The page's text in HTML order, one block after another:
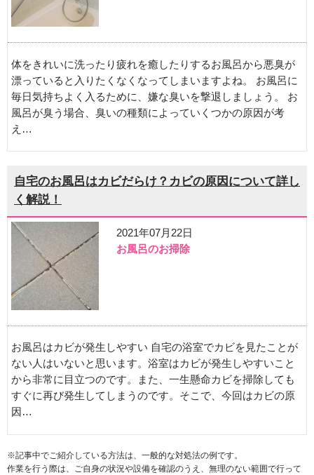
体をきれいに洗ったり疲れを癒したりするお風呂から悪臭が
漂っていると入りたくなくなってしまいますよね。 お風呂に
毎日気持ちよく入るために、嫌な臭いを撃退しましょう。 お
風呂が臭う場合、臭いの種類によっていくつかの原因が考
え…
自宅のお風呂はカビだらけ？カビの原因について詳し
く解説！
2021年07月22日
お風呂のお掃除
お風呂はカビが発生しやすい 自宅の浴室でカビを見たことが
ない人はいないと思います。浴室はカビが発生しやすいこと
から非常に目立つのです。また、一生懸命カビを掃除しても
すぐに再び発生してしまうのです。そこで、今回はカビの原
因…
※記事中でご紹介している方法は、一般的な対処法の例です。
作業を行う際は、ご自身の状況や設備を確認のうえ、無理のない範囲で行って